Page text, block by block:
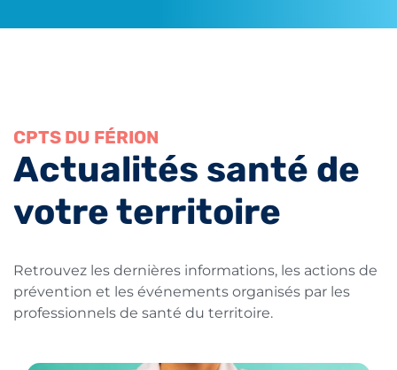
CPTS DU FÉRION
Actualités santé de
votre territoire
Retrouvez les dernières informations, les actions de
prévention et les événements organisés par les
professionnels de santé du territoire.